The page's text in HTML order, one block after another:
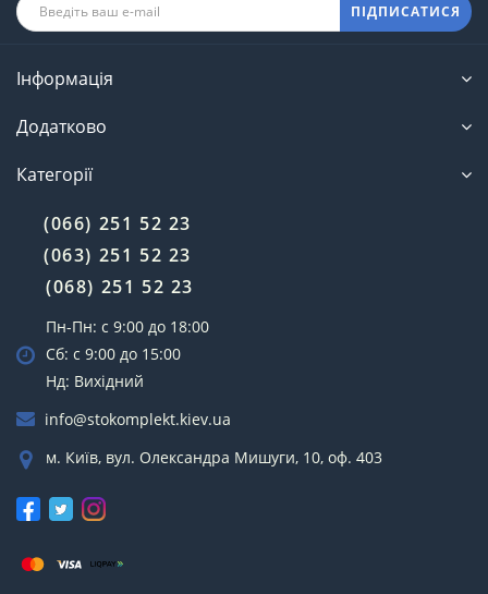
ПІДПИСАТИСЯ
Інформація
Додатково
Категорії
(066) 251 52 23
(063) 251 52 23
(068) 251 52 23
Пн-Пн: с 9:00 до 18:00
Сб: с 9:00 до 15:00
Нд: Вихідний
info@stokomplekt.kiev.ua
м. Київ, вул. Олександра Мишуги, 10, оф. 403